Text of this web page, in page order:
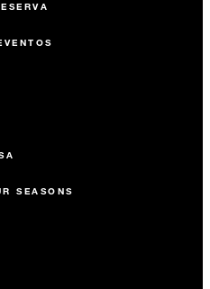
SEASONS